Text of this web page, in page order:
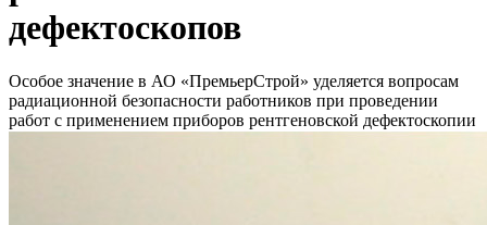
дефектоскопов
Особое значение в АО «ПремьерСтрой» уделяется вопросам
радиационной безопасности работников при проведении
работ с применением приборов рентгеновской дефектоскопии